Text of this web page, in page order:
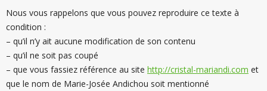
Nous vous rappelons que vous pouvez reproduire ce texte à
condition :
– qu’il n’y ait aucune modification de son contenu
– qu’il ne soit pas coupé
– que vous fassiez référence au site http://cristal-mariandi.com et
que le nom de Marie-Josée Andichou soit mentionné